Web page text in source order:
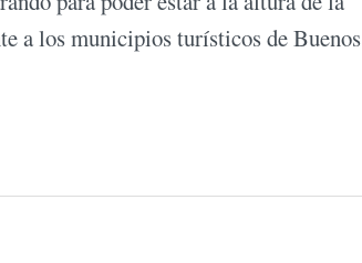
a los municipios turísticos de Buenos